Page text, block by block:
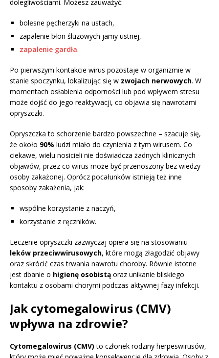
dolegliwościami. Możesz zauważyć:
bolesne pęcherzyki na ustach,
zapalenie błon śluzowych jamy ustnej,
zapalenie gardła.
Po pierwszym kontakcie wirus pozostaje w organizmie w
stanie spoczynku, lokalizując się w zwojach nerwowych. W
momentach osłabienia odporności lub pod wpływem stresu
może dojść do jego reaktywacji, co objawia się nawrotami
opryszczki.
Opryszczka to schorzenie bardzo powszechne – szacuje się,
że około 90% ludzi miało do czynienia z tym wirusem. Co
ciekawe, wielu nosicieli nie doświadcza żadnych klinicznych
objawów, przez co wirus może być przenoszony bez wiedzy
osoby zakażonej. Oprócz pocałunków istnieją też inne
sposoby zakażenia, jak:
wspólne korzystanie z naczyń,
korzystanie z ręczników.
Leczenie opryszczki zazwyczaj opiera się na stosowaniu
leków przeciwwirusowych, które mogą złagodzić objawy
oraz skrócić czas trwania nawrotu choroby. Równie istotne
jest dbanie o higienę osobistą oraz unikanie bliskiego
kontaktu z osobami chorymi podczas aktywnej fazy infekcji.
Jak cytomegalowirus (CMV)
wpływa na zdrowie?
Cytomegalowirus (CMV) to członek rodziny herpeswirusów,